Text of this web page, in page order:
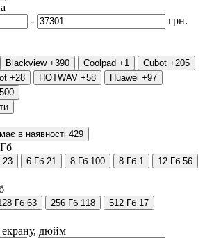
-
грн.
Blackview +390 Coolpad +1 Cubot +205
+28 HOTWAV +58 Huawei +97
в наявності 429
23 6 Гб 21 8 Гб 100 8 Гб 1 12 Гб 56
Гб 63 256 Гб 118 512 Гб 17
екрану, дюйм